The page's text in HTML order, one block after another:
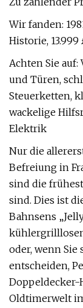
Wir fanden:
Historie, 13.999
Achten Sie
und Türen,
Steuerketten,
wackelige
Elektrik
Nur die
Befreiung in
sind die
sind. Dies ist
Bahnsens
oder, wenn
entscheiden,
Doppeldecker-
Oldtimerwelt